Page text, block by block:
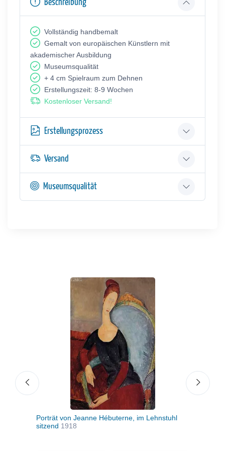
Beschreibung
Vollständig handbemalt
Gemalt von europäischen Künstlern mit
akademischer Ausbildung
Museumsqualität
+ 4 cm Spielraum zum Dehnen
Erstellungszeit: 8-9 Wochen
Kostenloser Versand!
Erstellungsprozess
Versand
Museumsqualität
Porträt von Jeanne Hébuterne, im Lehnstuhl
sitzend 1918